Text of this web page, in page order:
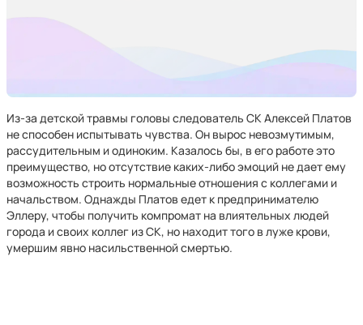
Из-за детской травмы головы следователь СК Алексей Платов
не способен испытывать чувства. Он вырос невозмутимым,
рассудительным и одиноким. Казалось бы, в его работе это
преимущество, но отсутствие каких-либо эмоций не дает ему
возможность строить нормальные отношения с коллегами и
начальством. Однажды Платов едет к предпринимателю
Эллеру, чтобы получить компромат на влиятельных людей
города и своих коллег из СК, но находит того в луже крови,
умершим явно насильственной смертью.